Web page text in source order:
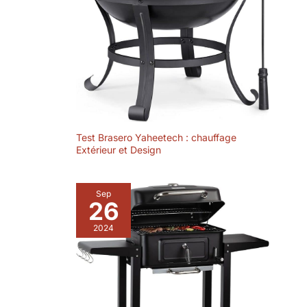
Test Brasero Yaheetech : chauffage
Extérieur et Design
Sep
26
2024